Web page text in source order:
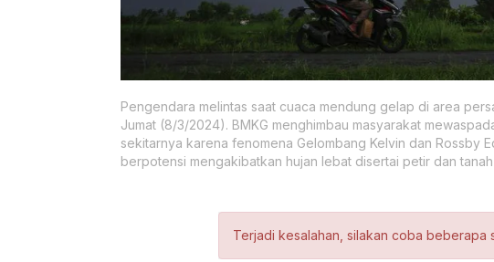
Pengendara melintas saat cuaca mendung gelap di area
Jumat (8/3/2024). BMKG menghimbau masyarakat
sekitarnya karena fenomena Gelombang Kelvin dan Rossby
berpotensi mengakibatkan hujan lebat disertai petir dan
Terjadi kesalahan, silakan coba beberapa